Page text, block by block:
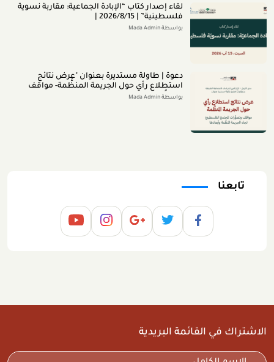
لقاء إصدار كتاب “اﻹﺑﺎدةّ اﻟﺠﻤﺎﻋﻴﺔ: ﻣﻘﺎرﺑﺔ ﻧﺴﻮﻳﺔ
ﻓﻠﺴﻄﻴﻨﻴﺔ” | 2026/8/15 |
بواسطة Mada Admin
دعوة | طاولة مستديرة بعنوان "عرض نتائج
استطلاع رأي حول الجريمة المنظَّمة- مواقف
وتصوُّرات المجتمع الفلسطينيّ تجاه الجريمة
بواسطة Mada Admin
تابعنا
الاشتراك في القائمة البريدية